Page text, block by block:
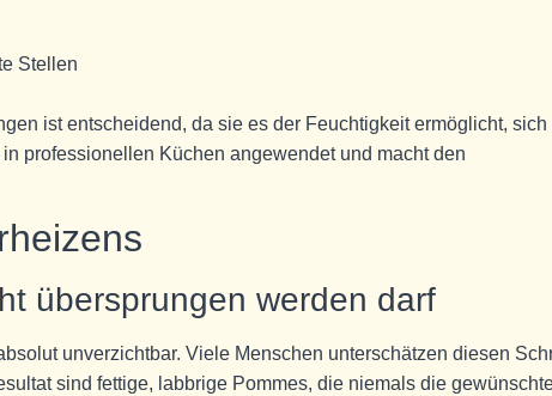
Stellen
ist entscheidend, da sie es der Feuchtigkeit ermöglicht, sich
professionellen Küchen angewendet und macht den
übersprungen werden darf
unverzichtbar. Viele Menschen unterschätzen diesen
sind fettige, labbrige Pommes, die niemals die